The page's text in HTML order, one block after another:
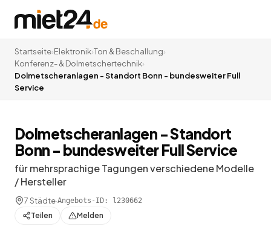
Startseite›Elektronik›Ton & Beschallung›
Konferenz- & Dolmetschertechnik›
Dolmetscheranlagen - Standort Bonn - bundesweiter Full
Service
Dolmetscheranlagen - Standort
Bonn - bundesweiter Full Service
für mehrsprachige Tagungen verschiedene Modelle
/ Hersteller
7 Städte·Angebots-ID: l230662
Teilen Melden